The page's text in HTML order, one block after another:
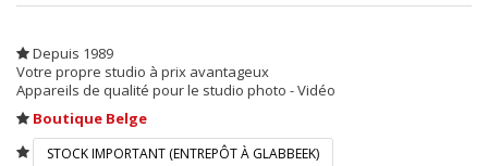
Depuis 1989
Votre propre studio à prix avantageux
Appareils de qualité pour le studio photo - Vidéo
Boutique Belge
STOCK IMPORTANT (ENTREPÔT À GLABBEEK)